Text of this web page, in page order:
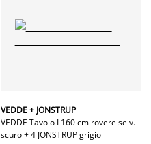
VEDDE + JONSTRUP
VEDDE Tavolo L160 cm rovere selv.
scuro + 4 JONSTRUP grigio